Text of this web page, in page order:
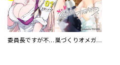
委員長ですが不良になるほど恋してます！ 巣づくりオメガバース